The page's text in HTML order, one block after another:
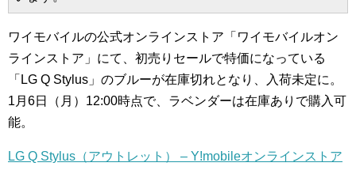
ワイモバイルの公式オンラインストア「ワイモバイルオン
ラインストア」にて、初売りセールで特価になっている
「LG Q Stylus」のブルーが在庫切れとなり、入荷未定に。
1月6日（月）12:00時点で、ラベンダーは在庫ありで購入可
能。
LG Q Stylus（アウトレット） – Y!mobileオンラインストア